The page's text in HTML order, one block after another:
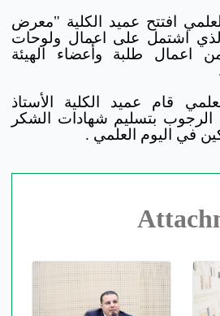
افتتح عميد الكلية "معرض
اشتمل على اعمال ولوحات
اعمال طلبة وأعضاء الهيئة
قام عميد الكلية الأستاذ
بتسليم شهادات الشكر
في اليوم العلمي .